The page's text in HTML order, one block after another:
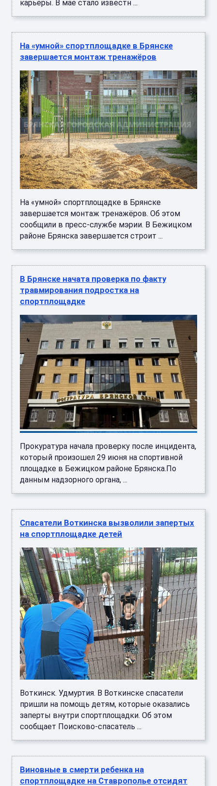
карьеры. В мае стало известн ...
На «умной» спортплощадке в Брянске
завершается монтаж тренажёров
На «умной» спортплощадке в Брянске
завершается монтаж тренажёров. Об этом
сообщили в пресс-службе мэрии. В Бежицком
районе Брянска завершается строит ...
В Брянске начата проверка по факту
травмирования подростка на
спортплощадке
Прокуратура начала проверку после инцидента,
который произошел 29 июня на спортивной
площадке в Бежицком районе Брянска.По
данным надзорного органа, ...
Спасатели Воткинска вызволили запертых
на спортплощадке детей
Воткинск. Удмуртия. В Воткинске спасатели
пришли на помощь детям, которые оказались
заперты внутри спортплощадки. Об этом
сообщает Поисково-спасатель ...
Виновные в смерти ребенка на
спортплощадке на Ставрополье отсидят